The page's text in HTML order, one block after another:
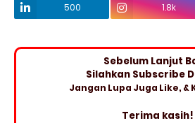
500
1.8k
Sebelum Lanjut
Silahkan Subscribe
Jangan Lupa Juga Like, &
Terima kasih!